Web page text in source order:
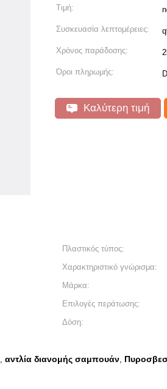
Τιμή:
Συσκευασία λεπτομέρειες:
Χρόνος παράδοσης:
Όροι πληρωμής:
Καλύτερη τιμή
Πλαστικός τύπος:
Χαρακτηριστικό γνώρισμα:
Μάρκα:
Επιλογές περάτωσης:
Δόση:
, αντλία διανομής σαμπουάν,